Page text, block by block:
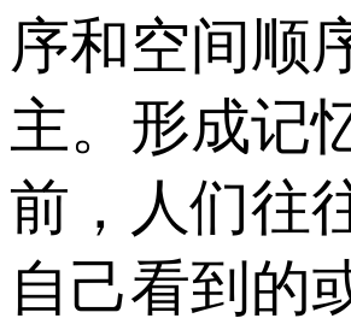
序和空间顺
主。形成记
前，人们往
自己看到的